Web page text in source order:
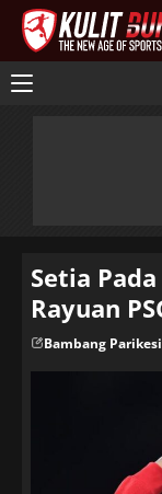
Setia
Rayuan
Bambang